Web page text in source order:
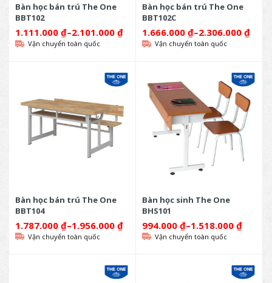
Bàn học bán trú The One
BBT102
1.111.000 ₫–2.101.000 ₫
Vận chuyển toàn quốc
Bàn học bán trú The One
BBT102C
1.666.000 ₫–2.306.000 ₫
Vận chuyển toàn quốc
Bàn học bán trú The One
BBT104
1.787.000 ₫–1.956.000 ₫
Vận chuyển toàn quốc
Bàn học sinh The One
BHS101
994.000 ₫–1.518.000 ₫
Vận chuyển toàn quốc